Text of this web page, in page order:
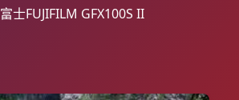
富士FUJIFILM GFX100S II